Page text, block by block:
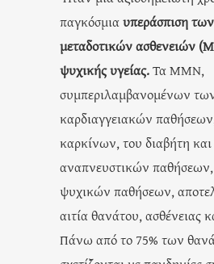
παγκόσμιαυπεράσπιση
μεταδοτικών ασθενειών
ψυχικής υγείας.Τα ΜΜΝ,
συμπεριλαμβανομένων
καρδιαγγειακών
καρκίνων, του διαβήτη
αναπνευστικών
ψυχικών παθήσεων,
αιτία θανάτου, ασθένειας
Πάνω από το 75% των